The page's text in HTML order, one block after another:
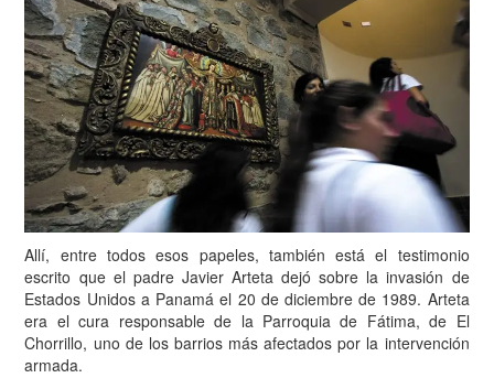
Allí, entre todos esos papeles, también está el testimonio
escrito que el padre Javier Arteta dejó sobre la invasión de
Estados Unidos a Panamá el 20 de diciembre de 1989. Arteta
era el cura responsable de la Parroquia de Fátima, de El
Chorrillo, uno de los barrios más afectados por la intervención
armada.